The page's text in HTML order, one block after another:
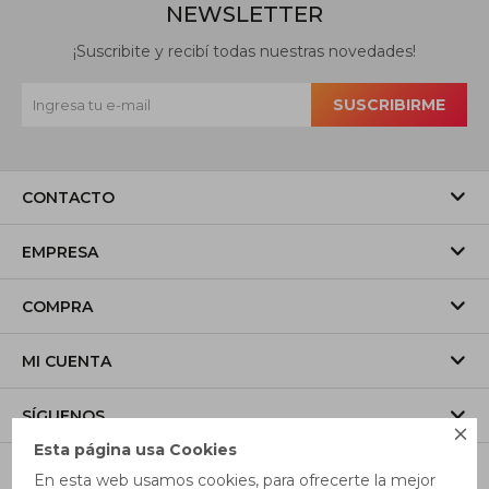

Esta página usa Cookies
En esta web usamos cookies, para ofrecerte la mejor
CONTACTO
EMPRESA
COMPRA
MI CUENTA
SÍGUENOS
NEWSLETTER
¡Suscribite y recibí todas nuestras novedades!
SUSCRIBIRME